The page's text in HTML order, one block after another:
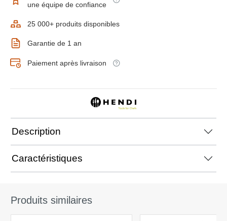
une équipe de confiance
25 000+ produits disponibles
Garantie de 1 an
Paiement après livraison
Description
Caractéristiques
Produits similaires